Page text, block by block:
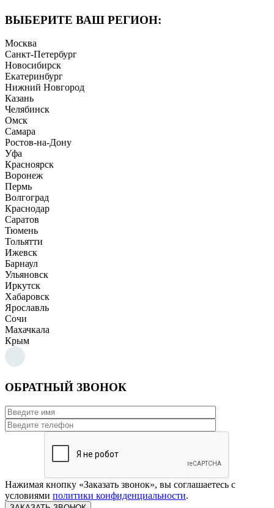
ВЫБЕРИТЕ ВАШ РЕГИОН:
Москва
Санкт-Петербург
Новосибирск
Екатеринбург
Нижний Новгород
Казань
Челябинск
Омск
Самара
Ростов-на-Дону
Уфа
Красноярск
Воронеж
Пермь
Волгоград
Краснодар
Саратов
Тюмень
Тольятти
Ижевск
Барнаул
Ульяновск
Иркутск
Хабаровск
Ярославль
Сочи
Махачкала
Крым
ОБРАТНЫЙ ЗВОНОК
Нажимая кнопку «Заказать звонок», вы соглашаетесь с
условиями политики конфиденциальности.